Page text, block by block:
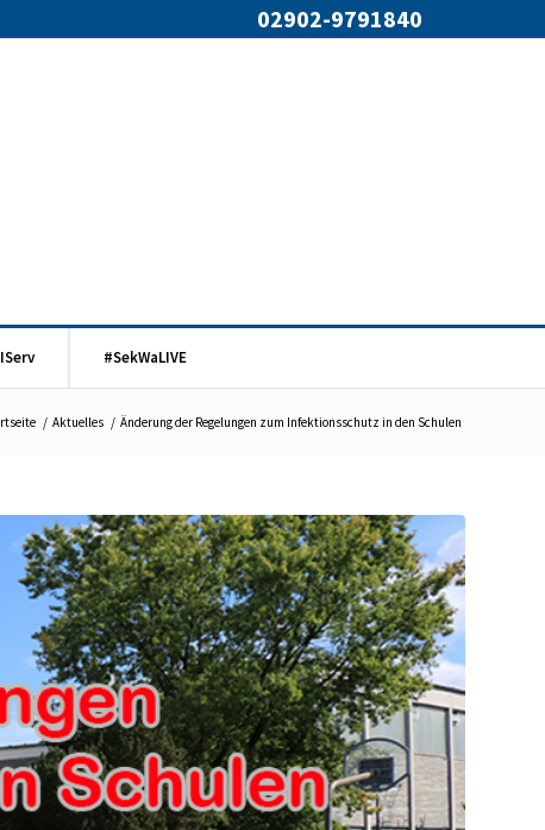
02902-9791840
IServ #SekWaLIVE
/ Aktuelles / Änderung der Regelungen zum Infektionsschutz in den Schulen